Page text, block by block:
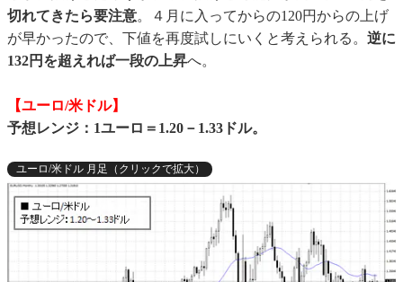
切れてきたら要注意。４月に入ってからの120円からの上げ
が早かったので、下値を再度試しにいくと考えられる。 逆に
132円を超えれば一段の上昇へ。
【ユーロ/米ドル】
予想レンジ：1ユーロ＝1.20－1.33ドル。
ユーロ/米ドル 月足（クリックで拡大）